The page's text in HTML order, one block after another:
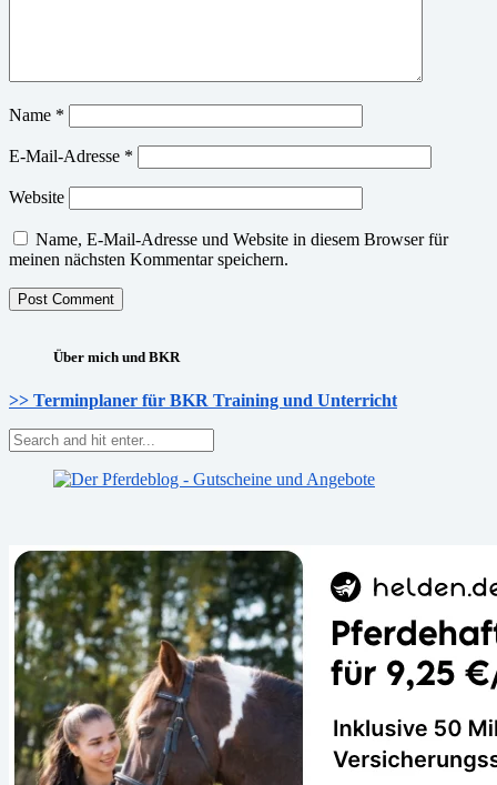
Name *
E-Mail-Adresse *
Website
Name, E-Mail-Adresse und Website in diesem Browser für
meinen nächsten Kommentar speichern.
Über mich und BKR
>> Terminplaner für BKR Training und Unterricht